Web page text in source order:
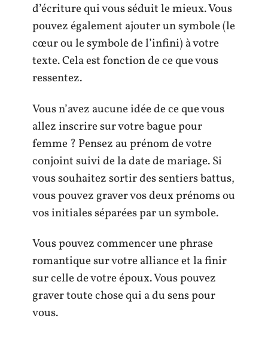
d’écriture qui vous séduit le mieux. Vous
pouvez également ajouter un symbole (le
cœur ou le symbole de l’infini) à votre
texte. Cela est fonction de ce que vous
ressentez.
Vous n’avez aucune idée de ce que vous
allez inscrire sur votre bague pour
femme ? Pensez au prénom de votre
conjoint suivi de la date de mariage. Si
vous souhaitez sortir des sentiers battus,
vous pouvez graver vos deux prénoms ou
vos initiales séparées par un symbole.
Vous pouvez commencer une phrase
romantique sur votre alliance et la finir
sur celle de votre époux. Vous pouvez
graver toute chose qui a du sens pour
vous.